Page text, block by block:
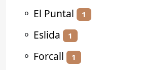
⚬ El Puntal 1
⚬ Eslida 1
⚬ Forcall 1